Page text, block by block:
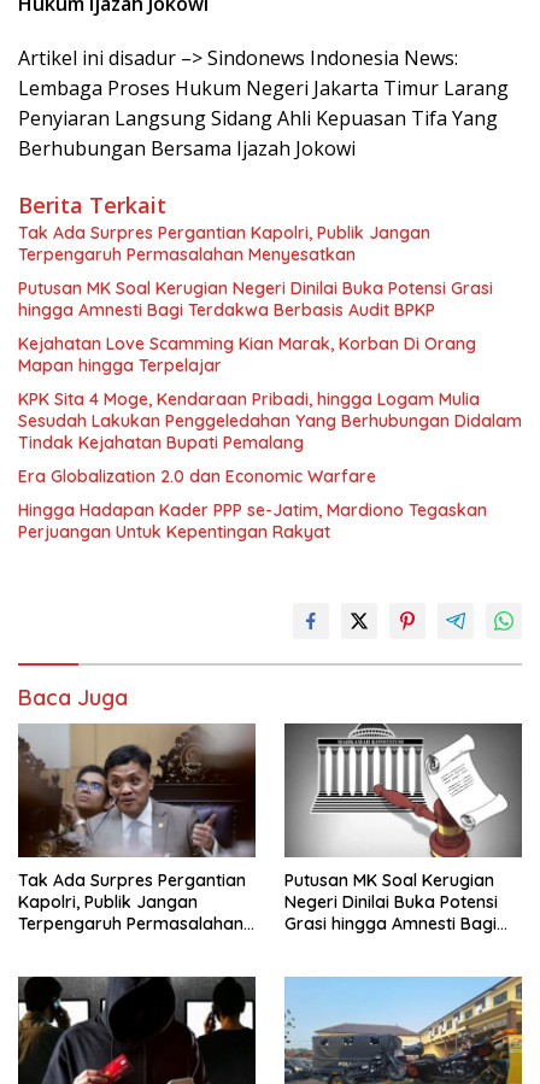
Artikel ini disadur –> Sindonews Indonesia News:
Lembaga Proses Hukum Negeri Jakarta Timur Larang
Penyiaran Langsung Sidang Ahli Kepuasan Tifa Yang
Berhubungan Bersama Ijazah Jokowi
Berita Terkait
Tak Ada Surpres Pergantian Kapolri, Publik Jangan
Terpengaruh Permasalahan Menyesatkan
Putusan MK Soal Kerugian Negeri Dinilai Buka Potensi Grasi
hingga Amnesti Bagi Terdakwa Berbasis Audit BPKP
Kejahatan Love Scamming Kian Marak, Korban Di Orang
Mapan hingga Terpelajar
KPK Sita 4 Moge, Kendaraan Pribadi, hingga Logam Mulia
Sesudah Lakukan Penggeledahan Yang Berhubungan Didalam
Tindak Kejahatan Bupati Pemalang
Era Globalization 2.0 dan Economic Warfare
Hingga Hadapan Kader PPP se-Jatim, Mardiono Tegaskan
Perjuangan Untuk Kepentingan Rakyat
Baca Juga
Tak Ada Surpres Pergantian
Kapolri, Publik Jangan
Terpengaruh Permasalahan
Putusan MK Soal Kerugian
Negeri Dinilai Buka Potensi
Grasi hingga Amnesti Bagi